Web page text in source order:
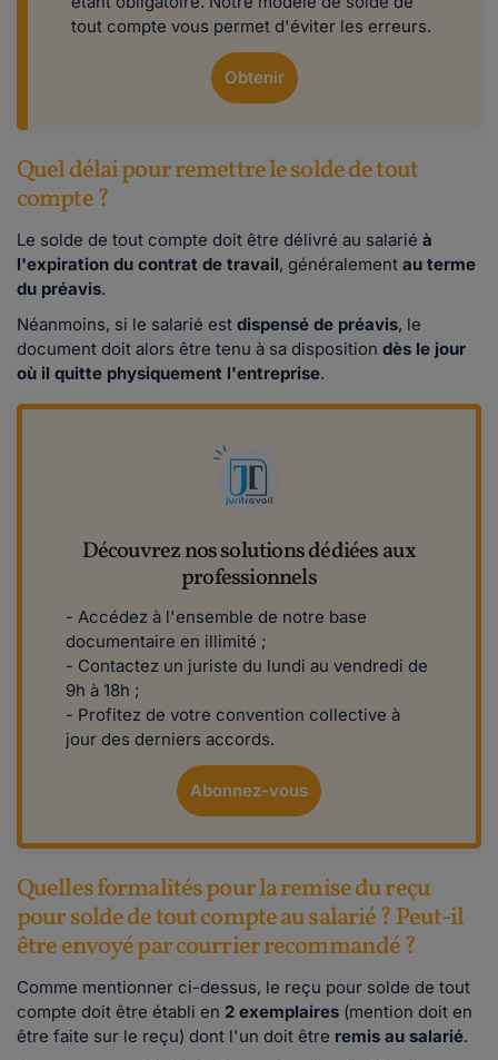
tout compte vous permet d'éviter les erreurs.
Obtenir
Quel délai pour remettre le solde de tout
compte ?
Le solde de tout compte doit être délivré au salarié à
l'expiration du contrat de travail, généralement au terme
du préavis.
Néanmoins, si le salarié est dispensé de préavis, le
document doit alors être tenu à sa disposition dès le jour
où il quitte physiquement l'entreprise.
Découvrez nos solutions dédiées aux
professionnels
- Accédez à l'ensemble de notre base
documentaire en illimité ;
- Contactez un juriste du lundi au vendredi de
9h à 18h ;
- Profitez de votre convention collective à
jour des derniers accords.
Abonnez-vous
Quelles formalités pour la remise du reçu
pour solde de tout compte au salarié ? Peut-il
être envoyé par courrier recommandé ?
Comme mentionner ci-dessus, le reçu pour solde de tout
compte doit être établi en 2 exemplaires (mention doit en
être faite sur le reçu) dont l'un doit être remis au salarié.